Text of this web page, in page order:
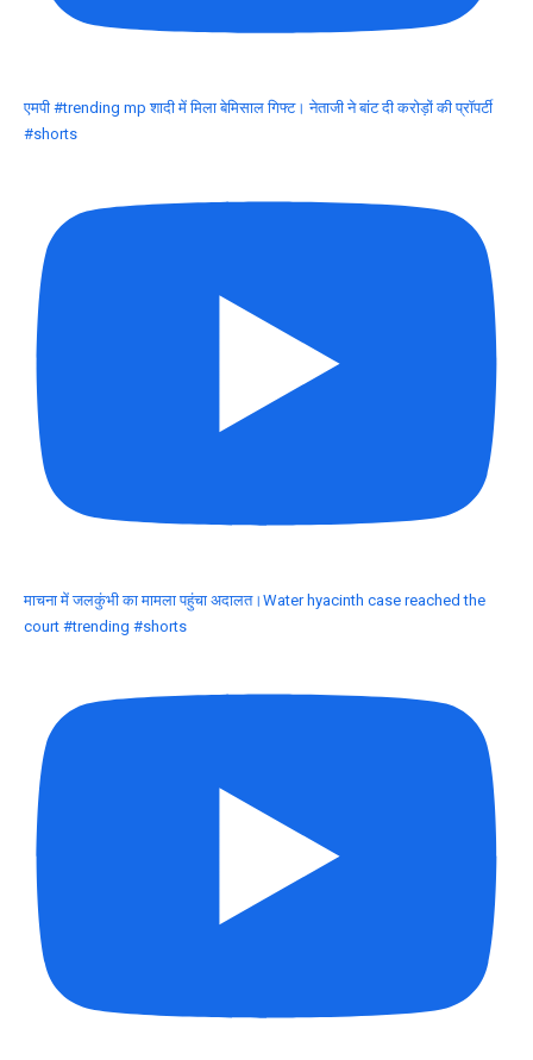
एमपी #trending mp शादी में मिला बेमिसाल गिफ्ट। नेताजी ने बांट दी करोड़ों की प्रॉपर्टी
#shorts
माचना में जलकुंभी का मामला पहुंचा अदालत।Water hyacinth case reached the
court #trending #shorts